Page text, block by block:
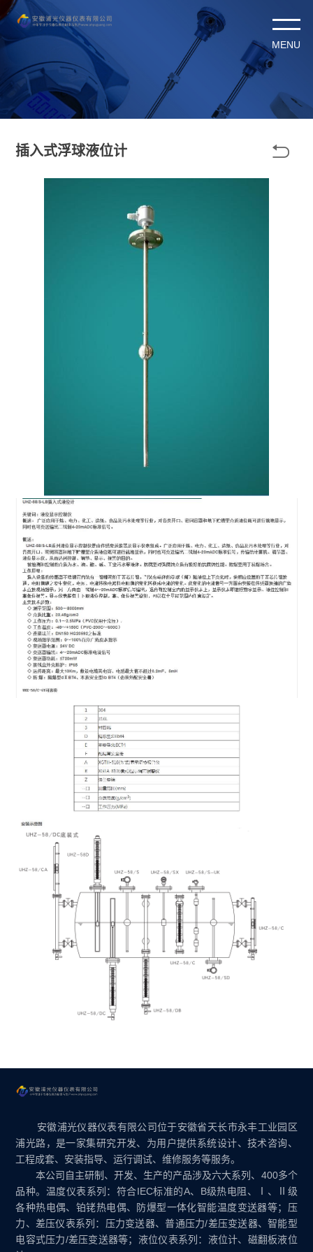
插入式浮球液位计 
安徽浦光仪器仪表有限公司位于安徽省天长市永丰工业园区
浦光路，是一家集研究开发、为用户提供系统设计、技术咨询、
工程成套、安装指导、运行调试、维修服务等服务。
本公司自主研制、开发、生产的产品涉及六大系列、400多个
品种。温度仪表系列：符合IEC标准的A、B级热电阻、Ⅰ、Ⅱ级
各种热电偶、铂铑热电偶、防爆型一体化智能温度变送器等；压
力、差压仪表系列：压力变送器、普通压力/差压变送器、智能型
电容式压力/差压变送器等；液位仪表系列：液位计、磁翻板液位